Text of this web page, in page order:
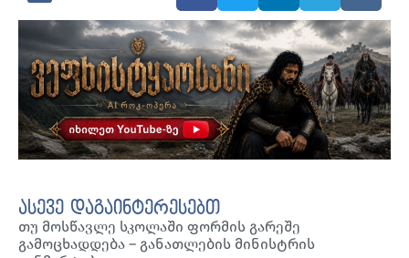
ასევე დაგაინტერესებთ
თუ მოსწავლე სკოლაში ფორმის გარეშე
გამოცხადდება – განათლების მინისტრის